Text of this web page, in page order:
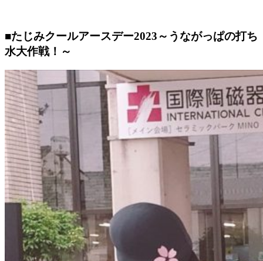
■たじみクールアースデー2023～うながっぱの打ち
水大作戦！～